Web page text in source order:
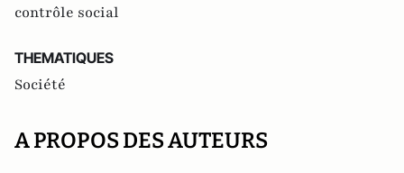
contrôle social
THEMATIQUES
Société
A PROPOS DES AUTEURS